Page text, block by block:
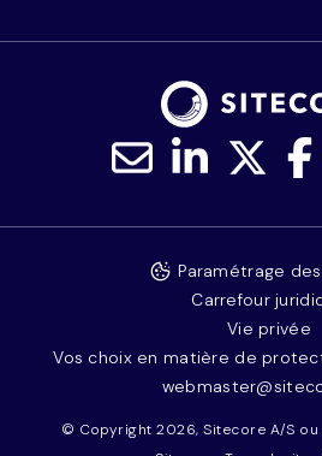
© Copyright 2026, Sitecore A/S
Paramétrage
Carrefour
Vie privée
Vos choix en matière de